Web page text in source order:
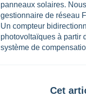
panneaux solaires.
gestionnaire de réseau
Un compteur
photovoltaïques à partir
système de
Cet